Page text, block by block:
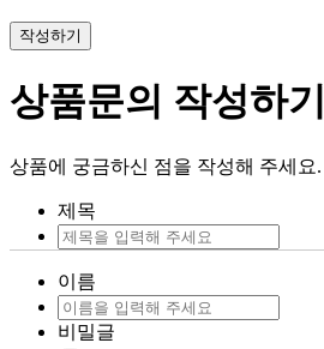
작성하기
상품문의 작성하기
상품에 궁금하신 점을 작성해 주세요.
제목
이름
비밀글